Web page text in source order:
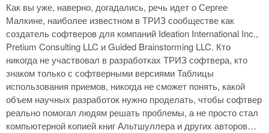
Как вы уже, наверно, догадались, речь идет о Сергее
Малкине, наиболее известном в ТРИЗ сообществе как
создатель софтверов для компаний Ideation International Inc.,
Pretium Consulting LLC и Guided Brainstorming LLC. Кто
никогда не участвовал в разработках ТРИЗ софтвера, кто
знаком только с софтверными версиями Таблицы
использования приемов, никогда не сможет понять, какой
объем научных разработок нужно проделать, чтобы софтвер
реально помогал людям решать проблемы, а не просто стал
компьютерной копией книг Альтшуллера и других авторов…